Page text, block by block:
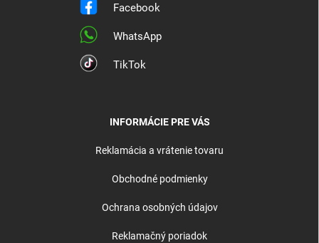
Facebook
WhatsApp
TikTok
INFORMÁCIE PRE VÁS
Reklamácia a vrátenie tovaru
Obchodné podmienky
Ochrana osobných údajov
Reklamačný poriadok